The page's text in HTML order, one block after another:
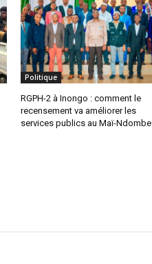
Politique
RGPH-2 à Inongo : comment le
recensement va améliorer les
services publics au Maï-Ndombe